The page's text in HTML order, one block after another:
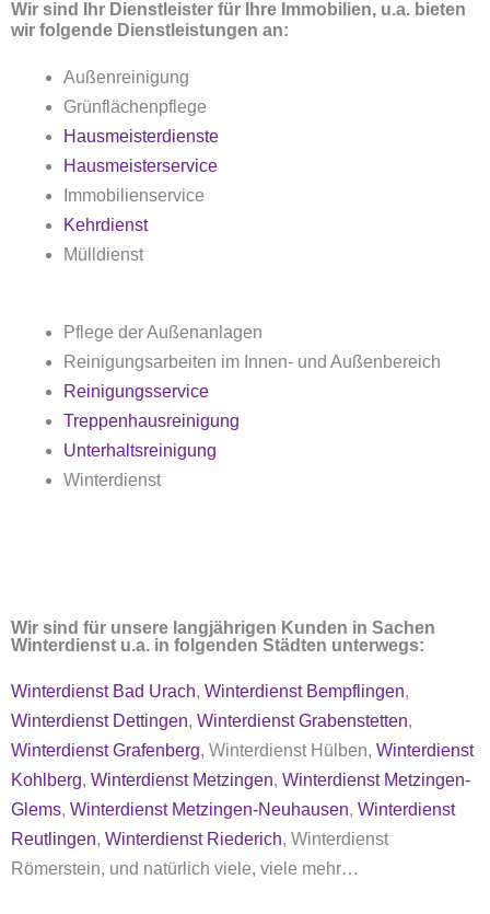
Wir sind Ihr Dienstleister für Ihre Immobilien, u.a. bieten
wir folgende Dienstleistungen an:
Außenreinigung
Grünflächenpflege
Hausmeisterdienste
Hausmeisterservice
Immobilienservice
Kehrdienst
Mülldienst
Pflege der Außenanlagen
Reinigungsarbeiten im Innen- und Außenbereich
Reinigungsservice
Treppenhausreinigung
Unterhaltsreinigung
Winterdienst
Wir sind für unsere langjährigen Kunden in Sachen
Winterdienst u.a. in folgenden Städten unterwegs:
Winterdienst Bad Urach, Winterdienst Bempflingen,
Winterdienst Dettingen, Winterdienst Grabenstetten,
Winterdienst Grafenberg, Winterdienst Hülben, Winterdienst
Kohlberg, Winterdienst Metzingen, Winterdienst Metzingen-
Glems, Winterdienst Metzingen-Neuhausen, Winterdienst
Reutlingen, Winterdienst Riederich, Winterdienst
Römerstein, und natürlich viele, viele mehr…